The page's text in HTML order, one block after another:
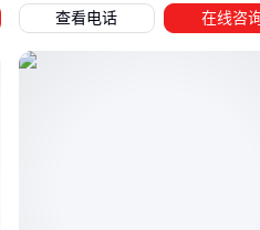
需要保温时，这种
：电解
水化合物补充，
查看电话 在线咨